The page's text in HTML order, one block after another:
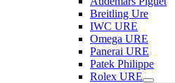
Breitling Ure
IWC URE
Omega URE
Panerai URE
Patek Philippe
Rolex URE